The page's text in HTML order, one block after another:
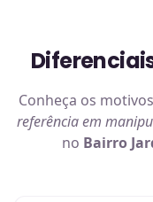
Conheça os
referência em
no Bairro